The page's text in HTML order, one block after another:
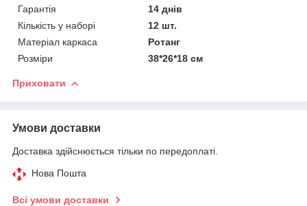
Гарантія
14 днів
Кількість у наборі
12 шт.
Матеріал каркаса
Ротанг
Розміри
38*26*18 см
Приховати
Умови доставки
Доставка здійснюється тільки по передоплаті.
Нова Пошта
Всі умови доставки